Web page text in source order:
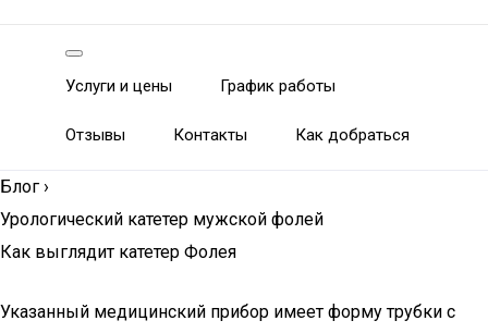
Услуги и цены График работы
Отзывы Контакты Как добраться
Блог ›
Урологический катетер мужской фолей
Как выглядит катетер Фолея
Указанный медицинский прибор имеет форму трубки с